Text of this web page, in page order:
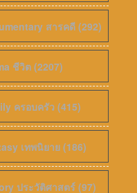
สารคดี (292)
ชีวิต (2207)
ครอบครัว (415)
เทพนิยาย (186)
ประวัติศาสตร์ (97)